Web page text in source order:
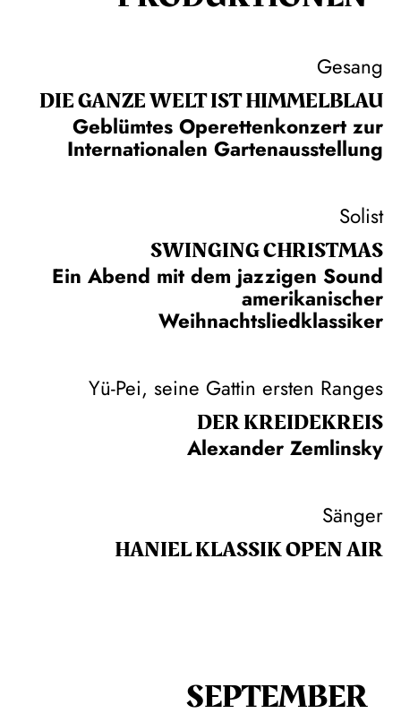
Gesang
DIE GANZE WELT IST HIMMEL­BLAU
Geblümtes Operettenkonzert zur
Internationalen Gartenausstellung
Solist
SWINGING CHRIST­MAS
Ein Abend mit dem jazzigen Sound
amerikanischer
Weihnachtsliedklassiker
Yü-Pei, seine Gattin ersten Ranges
DER KREIDE­KREIS
Alexander Zemlinsky
Sänger
HANIEL KLASSIK OPEN AIR
SEPTEMBER